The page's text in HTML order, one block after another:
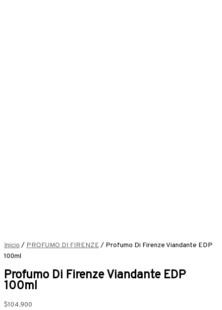
Inicio / PROFUMO DI FIRENZE / Profumo Di Firenze Viandante EDP
100ml
Profumo Di Firenze Viandante EDP
100ml
$104.900